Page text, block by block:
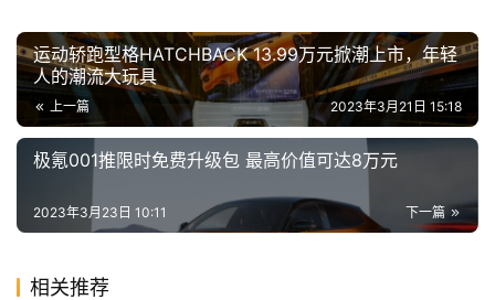
I
冒
险
家
闻
资
运动轿跑型格HATCHBACK 13.99万元掀潮上市，年轻
人的潮流大玩具
上一篇 2023年3月21日 15:18
极氪001推限时免费升级包 最高价值可达8万元
下一篇
2023年3月23日 10:11
相关推荐